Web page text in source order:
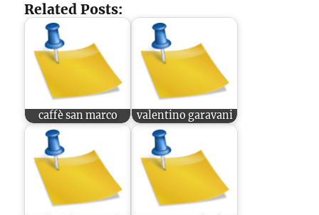
Related Posts:
caffè san marco valentino garavani